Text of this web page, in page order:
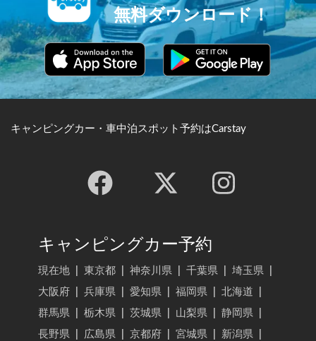
無料ダウンロード！
キャンピングカー・車中泊スポット予約はCarstay
キャンピングカー予約
現在地 東京都 神奈川県 千葉県 埼玉県
大阪府
兵庫県 愛知県 福岡県 北海道
群馬県
栃木県 茨城県 山梨県 静岡県
長野県
広島県 京都府 宮城県 新潟県